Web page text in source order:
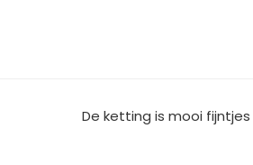
De ketting is mooi